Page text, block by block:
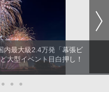
内最大級2.4万発「幕張ビ
大型イベント目白押し！
● ● ●